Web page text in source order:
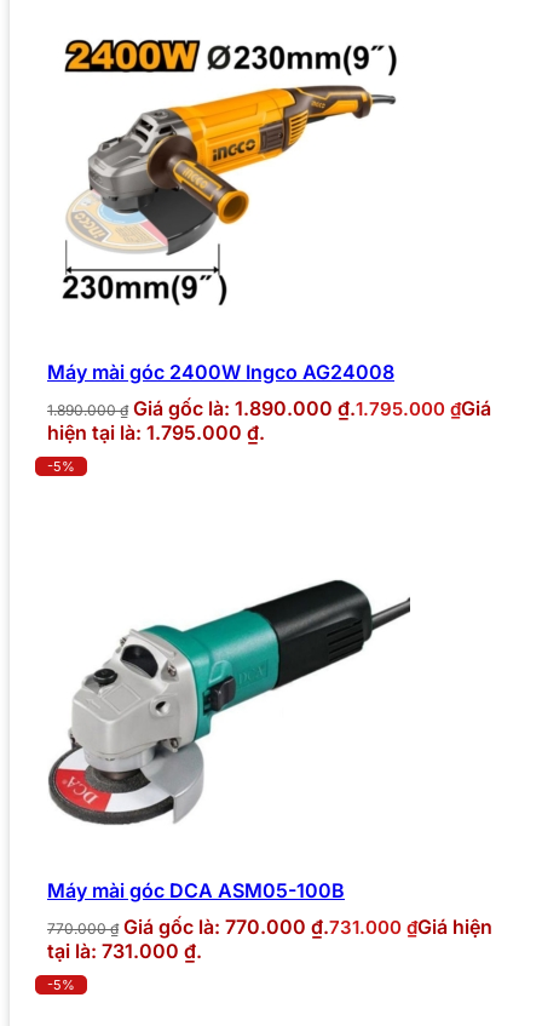
Máy mài góc 2400W Ingco AG24008
1.890.000₫ Giá gốc là: 1.890.000 ₫.1.795.000 ₫Giá
hiện tại là: 1.795.000 ₫.
-5%
Máy mài góc DCA ASM05-100B
770.000₫ Giá gốc là: 770.000 ₫.731.000 ₫Giá hiện
tại là: 731.000 ₫.
-5%